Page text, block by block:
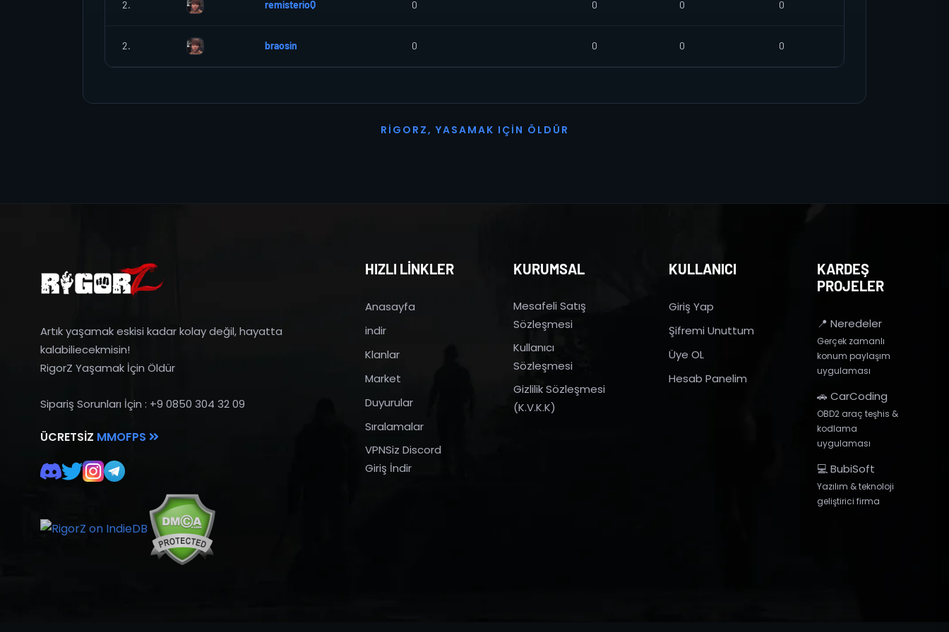
2. remisterioQ 0 0 0 0
2. braosin 0 0 0 0
R I G O R Z, YASAMAK I ÇI N Ö L D Ü R
Artık yaşamak eskisi kadar kolay değil, hayatta
kalabiliecekmisin!
RigorZ Yaşamak İçin Öldür
Sipariş Sorunları İçin : +9 0850 304 32 09
ÜCRETSIZ MMOFPS
HIZLI LİNKLER
Anasayfa
indir
Klanlar
Market
Duyurular
Sıralamalar
VPNSiz Discord
Giriş İndir
KURUMSAL
Mesafeli Satış
Sözleşmesi
Kullanıcı
Sözleşmesi
Gizlilik Sözleşmesi
(K.V.K.K)
KULLANICI
Giriş Yap
Şifremi Unuttum
Üye OL
Hesab Panelim
KARDEŞ
PROJELER
📍 Neredeler
Gerçek zamanlı
konum paylaşım
uygulaması
🚗 CarCoding
OBD2 araç teşhis &
kodlama
uygulaması
💻 BubiSoft
Yazılım & teknoloji
geliştirici firma